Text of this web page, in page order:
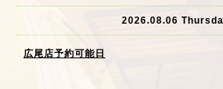
2026.08.06
広尾店予約可能日